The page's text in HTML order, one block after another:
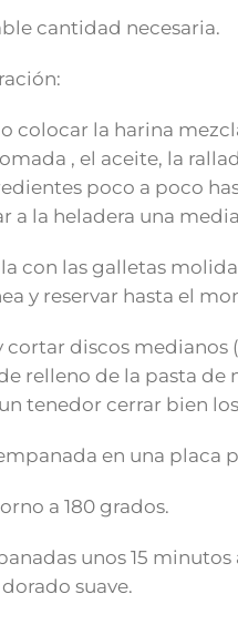
cantidad necesaria.
colocar la harina
, el aceite, la
poco a poco
a la heladera una
con las galletas
y reservar hasta el
cortar discos
relleno de la pasta
tenedor cerrar bien
en una placa
a 180 grados.
unos 15
suave.